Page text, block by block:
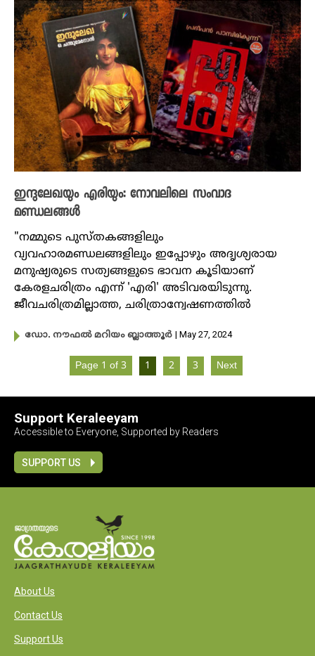
ഇന്ദുലേഖയും എരിയും: നോവലിലെ സംവാദ
മണ്ഡലങ്ങൾ
"നമ്മുടെ പുസ്തകങ്ങളിലും
വ്യവഹാരമണ്ഡലങ്ങളിലും ഇപ്പോഴും അദൃശ്യരായ
മനുഷ്യരുടെ സത്യങ്ങളുടെ ഭാവന കൂടിയാണ്
കേരളചരിത്രം എന്ന് 'എരി' അടിവരയിടുന്നു.
ജീവചരിത്രമില്ലാത്ത, ചരിത്രാന്വേഷണത്തിൽ
ഡോ. നൗഫൽ മറിയം ബ്ലാത്തൂർ | May 27, 2024
Page 1 of 3 1 2 3 Next
Support Keraleeyam
Accessible to Everyone, Supported by Readers
SUPPORT US
About Us
Contact Us
Support Us